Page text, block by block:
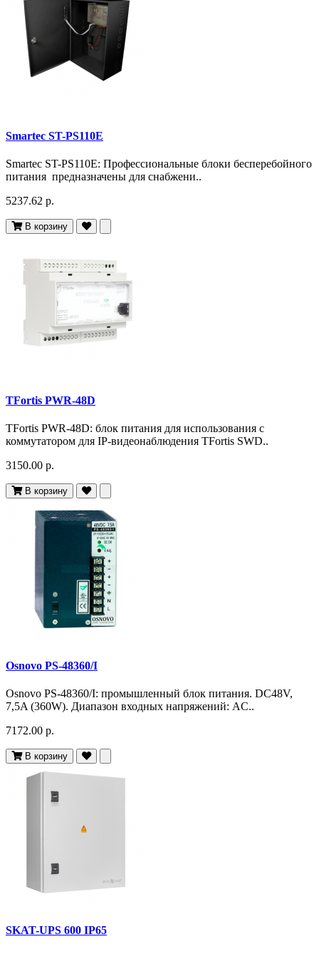
Smartec ST-PS110E
Smartec ST-PS110E: Профессиональные блоки бесперебойного
питания предназначены для снабжени..
5237.62 р.
В корзину
TFortis PWR-48D
TFortis PWR-48D: блок питания для использования с
коммутатором для IP-видеонаблюдения TFortis SWD..
3150.00 р.
В корзину
Osnovo PS-48360/I
Osnovo PS-48360/I: промышленный блок питания. DC48V,
7,5A (360W). Диапазон входных напряжений: AC..
7172.00 р.
В корзину
SKAT-UPS 600 IP65